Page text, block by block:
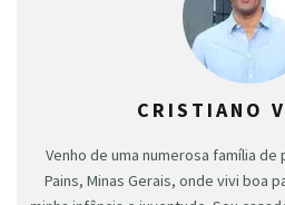
CRISTIANO
Venho de uma numerosa família
Pains, Minas Gerais, onde vivi boa